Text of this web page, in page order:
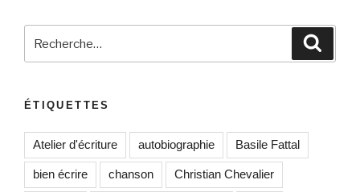
pour
ÉTIQUETTES
Atelier d'écriture autobiographie Basile Fattal
bien écrire chanson Christian Chevalier